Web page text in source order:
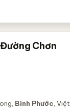
Chơn
Bình Phước , Việt